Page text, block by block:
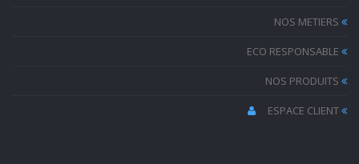
NOS METIERS
ECO RESPONSABLE
NOS PRODUITS
ESPACE CLIENT